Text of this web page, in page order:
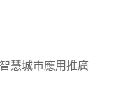
慧城市應用推廣